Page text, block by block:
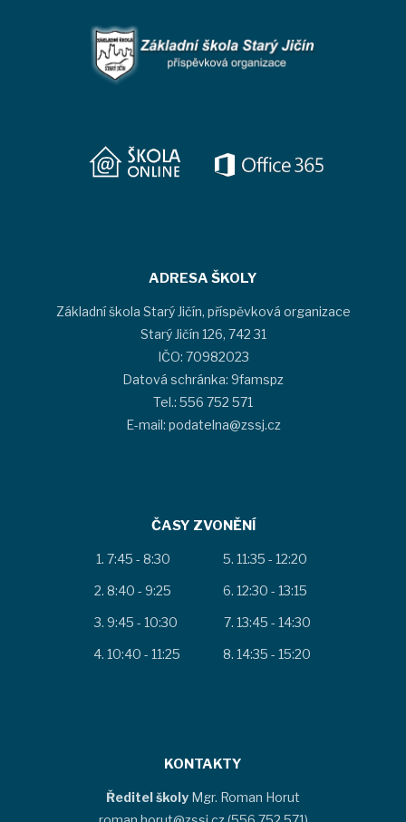
ADRESA ŠKOLY
Základní škola Starý Jičín, příspěvková organizace
Starý Jičín 126, 742 31
IČO: 70982023
Datová schránka: 9famspz
Tel.: 556 752 571
E-mail: podatelna@zssj.cz
ČASY ZVONĚNÍ
7:45 - 8:30
8:40 - 9:25
9:45 - 10:30
10:40 - 11:25
11:35 - 12:20
12:30 - 13:15
13:45 - 14:30
14:35 - 15:20
KONTAKTY
Ředitel školy Mgr. Roman Horut